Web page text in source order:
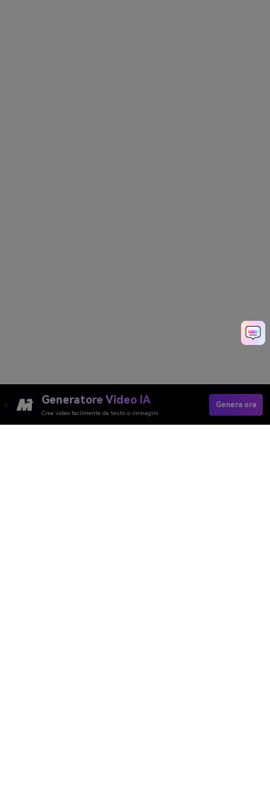
Generatore Video IA
Crea video facilmente da testo o immagini
Genera ora